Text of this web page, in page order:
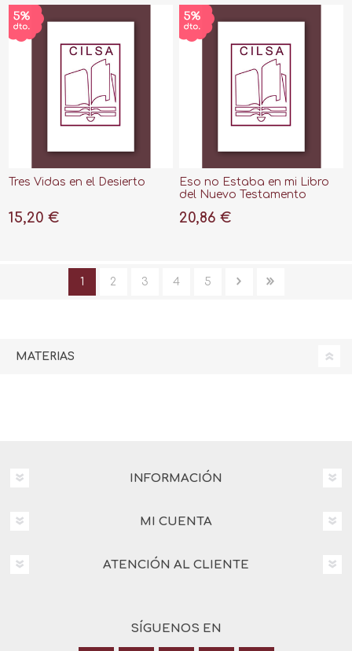
Tres Vidas en el Desierto
15,20 €
Eso no Estaba en mi Libro
del Nuevo Testamento
20,86 €
1 2 3 4 5
MATERIAS
INFORMACIÓN
MI CUENTA
ATENCIÓN AL CLIENTE
SÍGUENOS EN